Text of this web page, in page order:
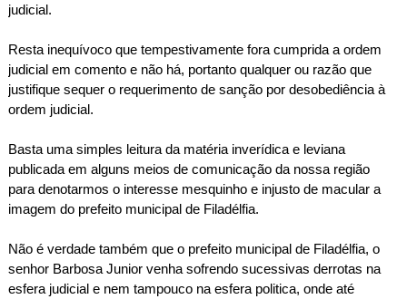
judicial.
Resta inequívoco que tempestivamente fora cumprida a ordem
judicial em comento e não há, portanto qualquer ou razão que
justifique sequer o requerimento de sanção por desobediência à
ordem judicial.
Basta uma simples leitura da matéria inverídica e leviana
publicada em alguns meios de comunicação da nossa região
para denotarmos o interesse mesquinho e injusto de macular a
imagem do prefeito municipal de Filadélfia.
Não é verdade também que o prefeito municipal de Filadélfia, o
senhor Barbosa Junior venha sofrendo sucessivas derrotas na
esfera judicial e nem tampouco na esfera politica, onde até